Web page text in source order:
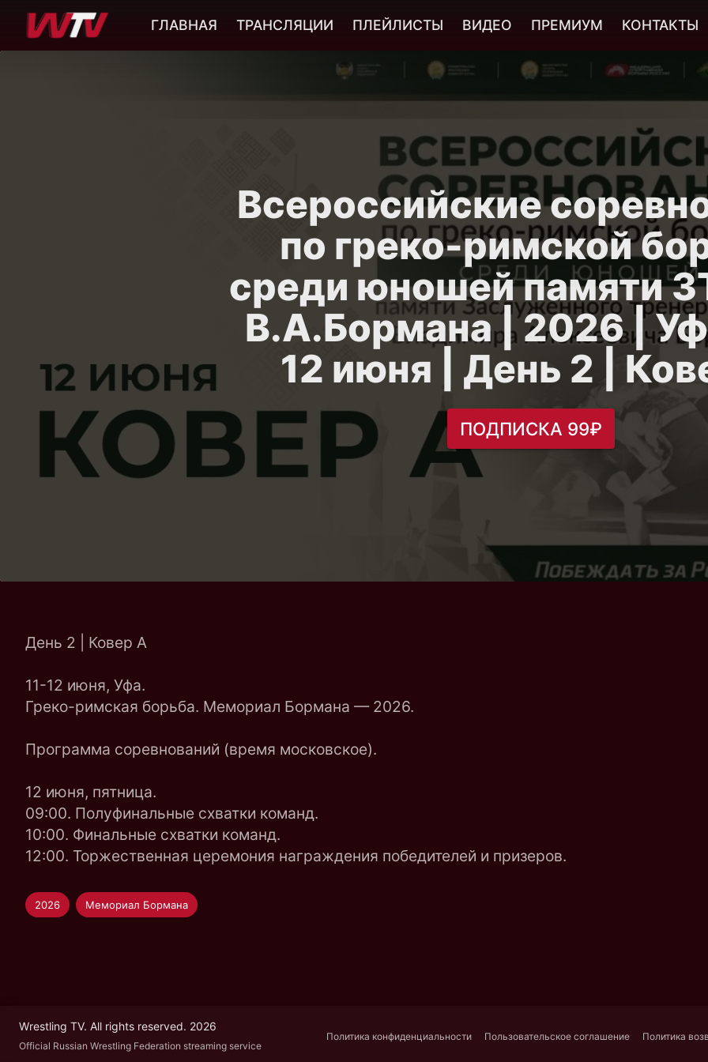
Всероссийские
по греко-римской
среди юношей памяти
В.А.Бормана | 2026 |
12 июня | День 2 |
ПОДПИСКА 99₽
День 2 | Ковер A
11-12 июня, Уфа.
Греко-римская борьба. Мемориал Бормана — 2026.
Программа соревнований (время московское).
12 июня, пятница.
09:00. Полуфинальные схватки команд.
10:00. Финальные схватки команд.
12:00. Торжественная церемония награждения победителей и призеров.
2026 Мемориал Бормана
Wrestling TV. All rights reserved. 2026
Official Russian Wrestling Federation streaming service
Политика конфиденциальности Пользовательское соглашение Политика
ГЛАВНАЯ ТРАНСЛЯЦИИ ПЛЕЙЛИСТЫ ВИДЕО ПРЕМИУМ КОНТАКТЫ